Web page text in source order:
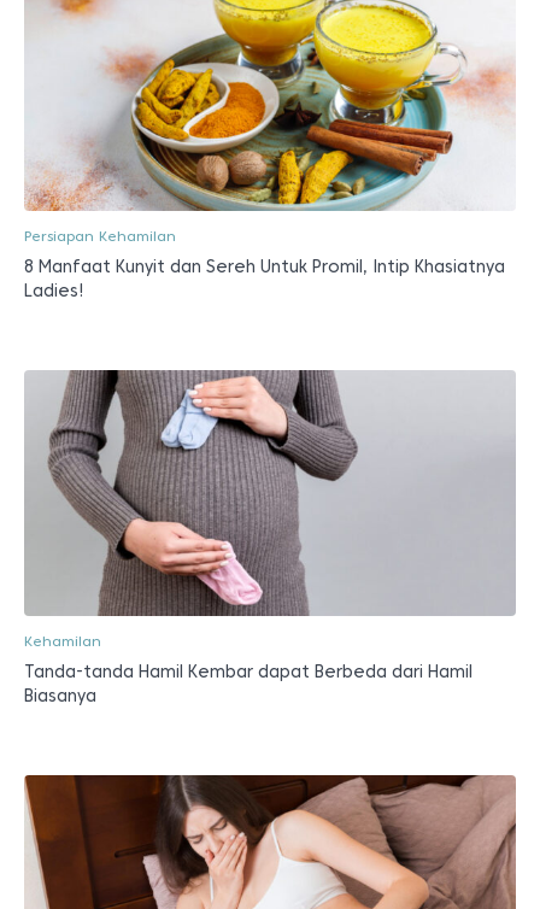
Persiapan Kehamilan
8 Manfaat Kunyit dan Sereh Untuk Promil, Intip Khasiatnya
Ladies!
Kehamilan
Tanda-tanda Hamil Kembar dapat Berbeda dari Hamil
Biasanya